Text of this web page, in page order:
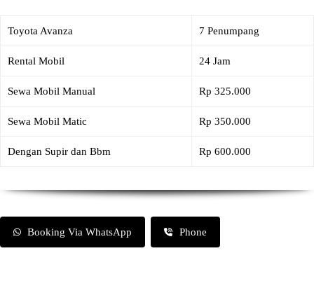
Toyota Avanza 7 Penumpang
Rental Mobil 24 Jam
Sewa Mobil Manual Rp 325.000
Sewa Mobil Matic Rp 350.000
Dengan Supir dan Bbm Rp 600.000
Booking Via WhatsApp Phone